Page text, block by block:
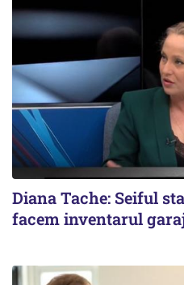
Diana Tache: Seiful
facem inventarul